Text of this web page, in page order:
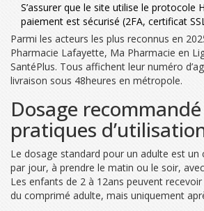
S’assurer que le site utilise le protocole
paiement est sécurisé (2FA, certificat
Parmi les acteurs les plus reconnus en
Pharmacie Lafayette, Ma Pharmacie en
SantéPlus. Tous affichent leur numéro
livraison sous 48heures en métropole.
Dosage
pratiques
Le dosage standard pour un adulte est
par jour, à prendre le matin ou le soir,
Les enfants de 2 à 12ans peuvent
du comprimé adulte, mais uniquement